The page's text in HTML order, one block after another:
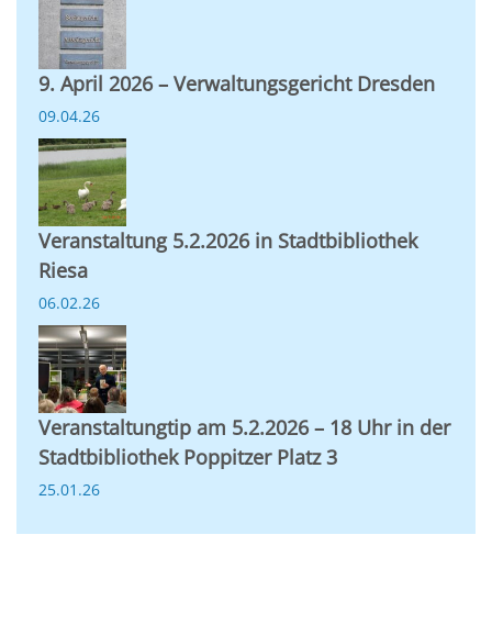
9. April 2026 – Verwaltungsgericht Dresden
09.04.26
Veranstaltung 5.2.2026 in Stadtbibliothek
Riesa
06.02.26
Veranstaltungtip am 5.2.2026 – 18 Uhr in der
Stadtbibliothek Poppitzer Platz 3
25.01.26